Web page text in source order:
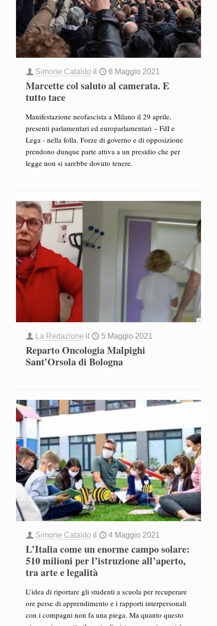
Simone Cataldo il 6 Maggio 2021
Marcette col saluto al camerata. E
tutto tace
Manifestazione neofascista a Milano il 29 aprile,
presenti parlamentari ed europarlamentari – FdI e
Lega - nella folla. Forze di governo e di opposizione
prendono dunque parte attiva a un presidio che per
legge non si sarebbe dovuto tenere.
La Redazione il 5 Maggio 2021
Reparto Oncologia Malpighi
Sant’Orsola di Bologna
Simone Cataldo il 4 Maggio 2021
L’Italia come un enorme campo solare:
510 milioni per l’istruzione all’aperto,
tra arte e legalità
L’idea di riportare gli studenti a scuola per recuperare
ore perse di apprendimento e i rapporti interpersonali
con i compagni non fa una piega. Ma quanto questo